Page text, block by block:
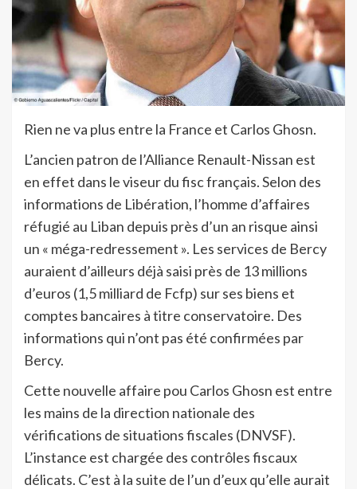
Rien ne va plus entre la France et Carlos Ghosn.
L’ancien patron de l’Alliance Renault-Nissan est
en effet dans le viseur du fisc français. Selon des
informations de Libération, l’homme d’affaires
réfugié au Liban depuis près d’un an risque ainsi
un « méga-redressement ». Les services de Bercy
auraient d’ailleurs déjà saisi près de 13 millions
d’euros (1,5 milliard de Fcfp) sur ses biens et
comptes bancaires à titre conservatoire. Des
informations qui n’ont pas été confirmées par
Bercy.
Cette nouvelle affaire pou Carlos Ghosn est entre
les mains de la direction nationale des
vérifications de situations fiscales (DNVSF).
L’instance est chargée des contrôles fiscaux
délicats. C’est à la suite de l’un d’eux qu’elle aurait